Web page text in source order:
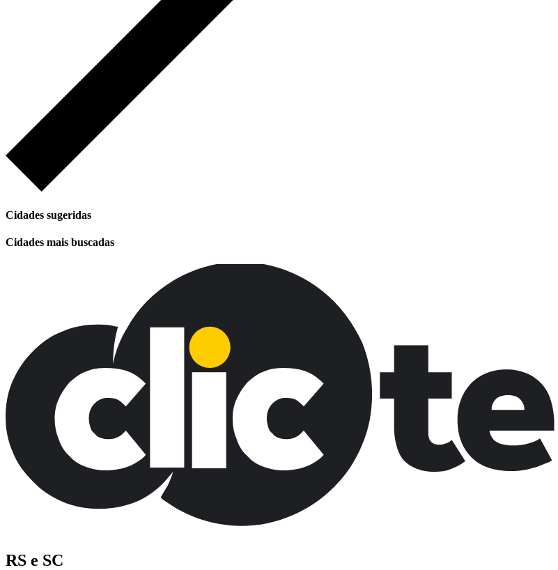
Cidades sugeridas
Cidades mais buscadas
RS e SC